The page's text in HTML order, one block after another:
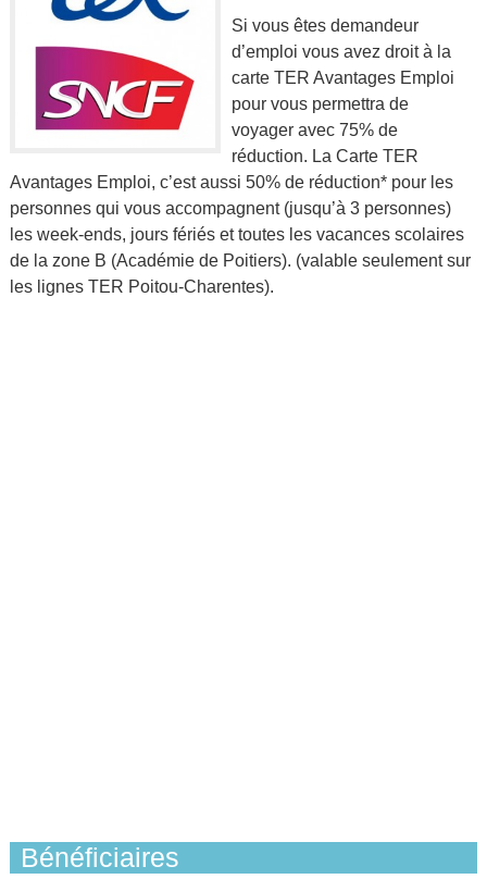
Si vous êtes demandeur
d’emploi vous avez droit à la
carte TER Avantages Emploi
pour vous permettra de
voyager avec 75% de
réduction. La Carte TER
Avantages Emploi, c’est aussi 50% de réduction* pour les
personnes qui vous accompagnent (jusqu’à 3 personnes)
les week-ends, jours fériés et toutes les vacances scolaires
de la zone B (Académie de Poitiers). (valable seulement sur
les lignes TER Poitou-Charentes).
Bénéficiaires